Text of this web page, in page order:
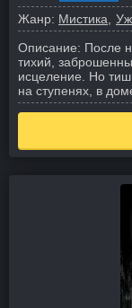
Жанр: Мистика
Описание: После
тихий,
исцеление. Но
на ступенях, в